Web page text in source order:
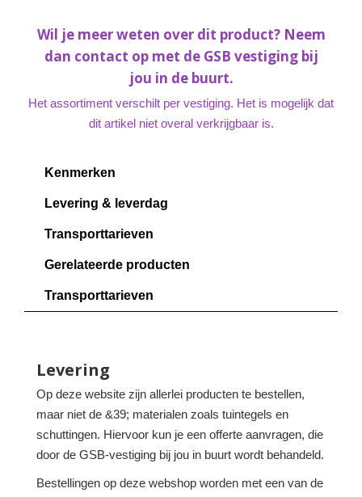
Wil je meer weten over dit product? Neem
dan contact op met de GSB vestiging bij
jou in de buurt.
Het assortiment verschilt per vestiging. Het is mogelijk dat
dit artikel niet overal verkrijgbaar is.
Kenmerken
Levering & leverdag
Transporttarieven
Gerelateerde producten
Transporttarieven
Levering
Op deze website zijn allerlei producten te bestellen,
maar niet de &39; materialen zoals tuintegels en
schuttingen. Hiervoor kun je een offerte aanvragen, die
door de GSB-vestiging bij jou in buurt wordt behandeld.
Bestellingen op deze webshop worden met een van de